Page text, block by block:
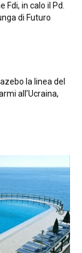
Fdi, in calo il Pd.
di Futuro
la linea del
all’Ucraina,